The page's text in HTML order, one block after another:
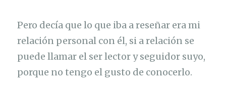
Pero decía que lo que iba a reseñar era mi
relación personal con él, si a relación se
puede llamar el ser lector y seguidor suyo,
porque no tengo el gusto de conocerlo.